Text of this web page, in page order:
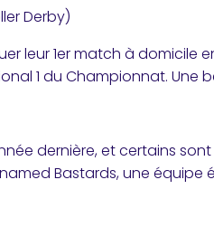
Derby)
leur 1er match à
1 du Championnat. Une
dernière, et certains
Bastards, une équipe